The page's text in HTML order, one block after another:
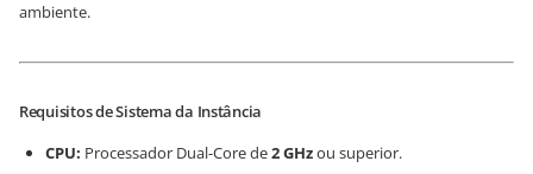
ambiente.
Requisitos de Sistema da Instância
CPU: Processador Dual-Core de2 GHzou superior.